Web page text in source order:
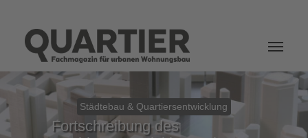
Städtebau & Quartiersentwicklung
Fortschreibung des